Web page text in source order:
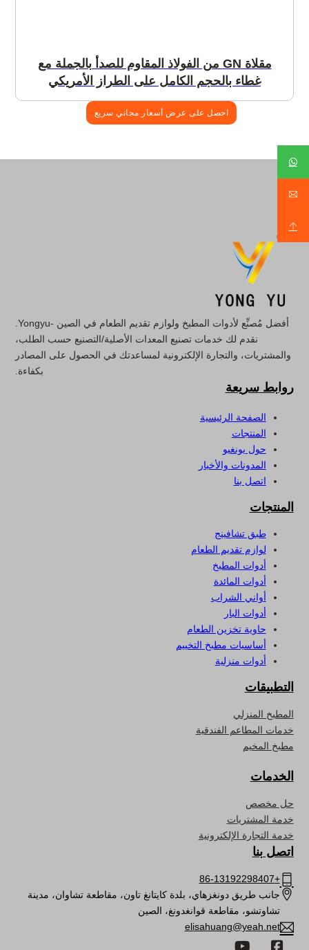
مقلاة GN من الفولاذ المقاوم للصدأ بالجملة مع
غطاء بالحجم الكامل على الطراز الأمريكي
احصل على عرض أسعار مجاني سريع
أفضل مُصنِّع لأدوات المطبخ ولوازم تقديم الطعام في الصين -Yongyu.
نقدم لك خدمات تصنيع المعدات الأصلية/التصنيع حسب الطلب،
والمشتريات، والتجارة الإلكترونية لمساعدتك في الحصول على المصادر
بكفاءة.
روابط سريعة
الصفحة الرئيسية
المنتجات
حول يونغيو
المدونات والأخبار
اتصل بنا
المنتجات
طبق تشافينج
لوازم تقديم الطعام
أدوات المطبخ
أدوات المائدة
أواني الشراب
أدوات البار
حاوية تخزين الطعام
أساسيات مطبخ التخييم
أدوات منزلية
التطبيقات
المطبخ المنزلي
خدمات المطاعم الفندقية
مطبخ المخيم
الخدمات
حل مخصص
خدمة المشتريات
خدمة التجارة الإلكترونية
اتصل بنا
+86-13192298407
جانب طريق دونغزهاي، بلدة كايتانغ تاون، مقاطعة تشاوان، مدينة
تشاوتشو، مقاطعة قوانغدونغ، الصين
elisahuang@yeah.net